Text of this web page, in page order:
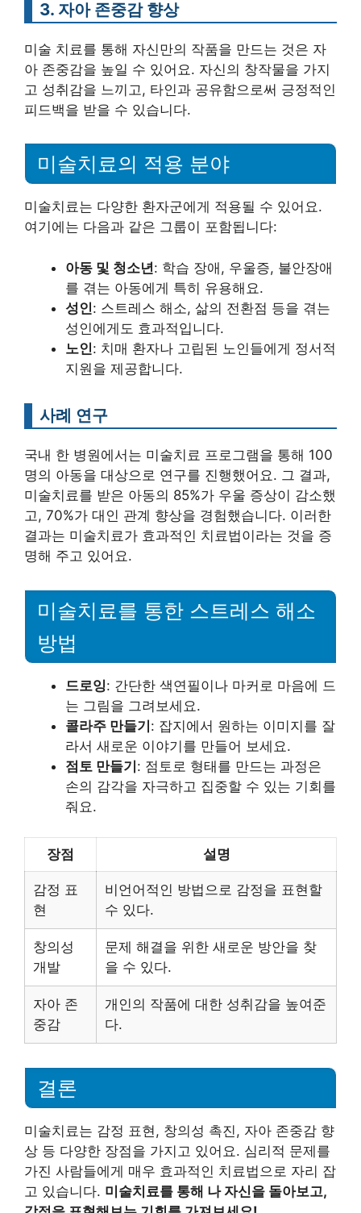
3. 자아 존중감 향상
미술 치료를 통해 자신만의 작품을 만드는 것은 자
아 존중감을 높일 수 있어요. 자신의 창작물을 가지
고 성취감을 느끼고, 타인과 공유함으로써 긍정적인
피드백을 받을 수 있습니다.
미술치료의 적용 분야
미술치료는 다양한 환자군에게 적용될 수 있어요.
여기에는 다음과 같은 그룹이 포함됩니다:
아동 및 청소년: 학습 장애, 우울증, 불안장애
를 겪는 아동에게 특히 유용해요.
성인: 스트레스 해소, 삶의 전환점 등을 겪는
성인에게도 효과적입니다.
노인: 치매 환자나 고립된 노인들에게 정서적
지원을 제공합니다.
사례 연구
국내 한 병원에서는 미술치료 프로그램을 통해 100
명의 아동을 대상으로 연구를 진행했어요. 그 결과,
미술치료를 받은 아동의 85%가 우울 증상이 감소했
고, 70%가 대인 관계 향상을 경험했습니다. 이러한
결과는 미술치료가 효과적인 치료법이라는 것을 증
명해 주고 있어요.
미술치료를 통한 스트레스 해소
방법
드로잉: 간단한 색연필이나 마커로 마음에 드
는 그림을 그려보세요.
콜라주 만들기: 잡지에서 원하는 이미지를 잘
라서 새로운 이야기를 만들어 보세요.
점토 만들기: 점토로 형태를 만드는 과정은
손의 감각을 자극하고 집중할 수 있는 기회를
줘요.
장점 설명
감정 표
현
비언어적인 방법으로 감정을 표현할
수 있다.
창의성
개발
문제 해결을 위한 새로운 방안을 찾
을 수 있다.
자아 존
중감
개인의 작품에 대한 성취감을 높여준
다.
결론
미술치료는 감정 표현, 창의성 촉진, 자아 존중감 향
상 등 다양한 장점을 가지고 있어요. 심리적 문제를
가진 사람들에게 매우 효과적인 치료법으로 자리 잡
고 있습니다. 미술치료를 통해 나 자신을 돌아보고,